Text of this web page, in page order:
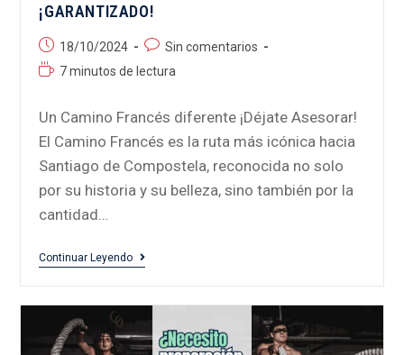
¡GARANTIZADO!
18/10/2024
Sin comentarios
7 minutos de lectura
Un Camino Francés diferente ¡Déjate Asesorar!
El Camino Francés es la ruta más icónica hacia
Santiago de Compostela, reconocida no solo
por su historia y su belleza, sino también por la
cantidad…
Continuar Leyendo